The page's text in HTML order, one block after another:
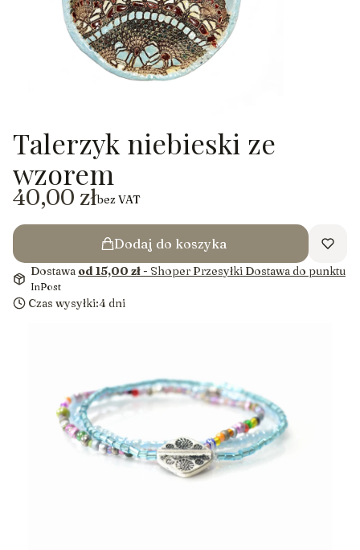
Talerzyk niebieski ze
wzorem
Cena
40,00 złbez VAT
Dodaj do koszyka
Dostawa od 15,00 zł - Shoper Przesyłki Dostawa do punktu
InPost
Czas wysyłki:4 dni